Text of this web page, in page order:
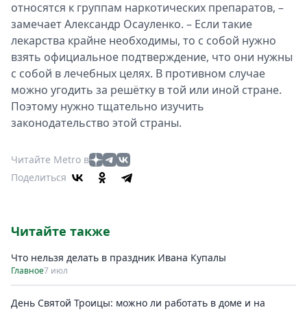
относятся к группам наркотических препаратов, –
замечает Александр Осауленко. – Если такие
лекарства крайне необходимы, то с собой нужно
взять официальное подтверждение, что они нужны
с собой в лечебных целях. В противном случае
можно угодить за решётку в той или иной стране.
Поэтому нужно тщательно изучить
законодательство этой страны.
Читайте Metro в
Поделиться
Читайте также
Что нельзя делать в праздник Ивана Купалы
Главное7 июл
День Святой Троицы: можно ли работать в доме и на